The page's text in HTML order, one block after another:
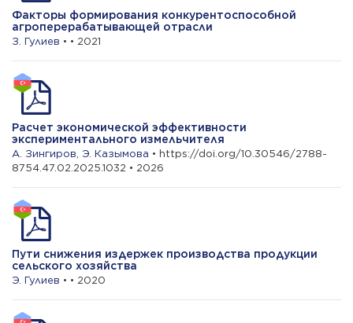
Факторы формирования конкурентоспособной
агроперерабатывающей отрасли
З. Гулиев • • 2021
Расчет экономической эффективности
экспериментального измельчителя
А. Зингиров Э. Казымова • https://doi.org/10.30546/2788-
8754.47.02.2025.1032 • 2026
Пути снижения издержек производства продукции
сельского хозяйства
Э. Гулиев • • 2020